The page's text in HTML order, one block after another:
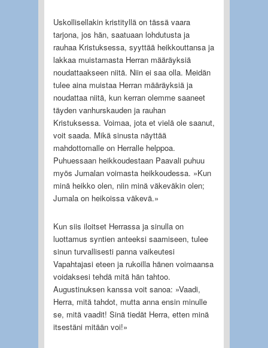
Uskollisellakin kristityllä on tässä vaara
tarjona, jos hän, saatuaan lohdutusta ja
rauhaa Kristuksessa, syyttää heikkouttansa ja
lakkaa muistamasta Herran määräyksiä
noudattaakseen niitä. Niin ei saa olla. Meidän
tulee aina muistaa Herran määräyksiä ja
noudattaa niitä, kun kerran olemme saaneet
täyden vanhurskauden ja rauhan
Kristuksessa. Voimaa, jota et vielä ole saanut,
voit saada. Mikä sinusta näyttää
mahdottomalle on Herralle helppoa.
Puhuessaan heikkoudestaan Paavali puhuu
myös Jumalan voimasta heikkoudessa. »Kun
minä heikko olen, niin minä väkeväkin olen;
Jumala on heikoissa väkevä.»
Kun siis iloitset Herrassa ja sinulla on
luottamus syntien anteeksi saamiseen, tulee
sinun turvallisesti panna vaikeutesi
Vapahtajasi eteen ja rukoilla hänen voimaansa
voidaksesi tehdä mitä hän tahtoo.
Augustinuksen kanssa voit sanoa: »Vaadi,
Herra, mitä tahdot, mutta anna ensin minulle
se, mitä vaadit! Sinä tiedät Herra, etten minä
itsestäni mitään voi!»